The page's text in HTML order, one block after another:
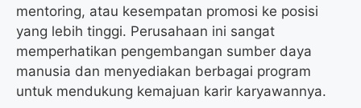
mentoring, atau kesempatan promosi ke posisi
yang lebih tinggi. Perusahaan ini sangat
memperhatikan pengembangan sumber daya
manusia dan menyediakan berbagai program
untuk mendukung kemajuan karir karyawannya.